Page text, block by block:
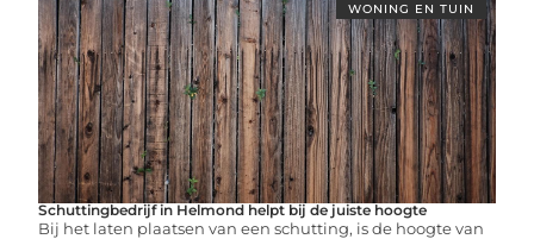
WONING EN TUIN
Schuttingbedrijf in Helmond helpt bij de juiste hoogte
Bij het laten plaatsen van een schutting, is de hoogte van